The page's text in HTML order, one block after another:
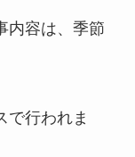
内容は、季節
で行われま